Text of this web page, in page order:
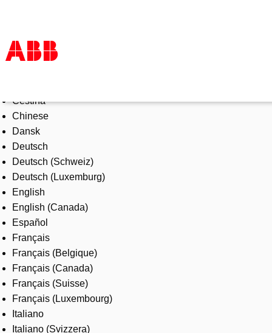
Produkte und Leistungen
Branchenlösungen
Service
Über uns
Vertriebspartner finden
Kontakt
Karriere
Čeština
Chinese
Dansk
Deutsch
Deutsch (Schweiz)
Deutsch (Luxemburg)
English
English (Canada)
Español
Français
Français (Belgique)
Français (Canada)
Français (Suisse)
Français (Luxembourg)
Italiano
Italiano (Svizzera)